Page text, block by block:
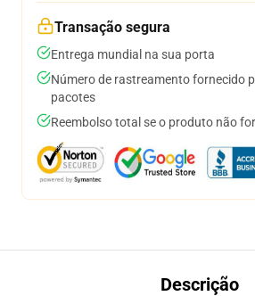
Transação segura
Entrega mundial na sua porta
Número de rastreamento fornecido
pacotes
Reembolso total se o produto não
Descrição